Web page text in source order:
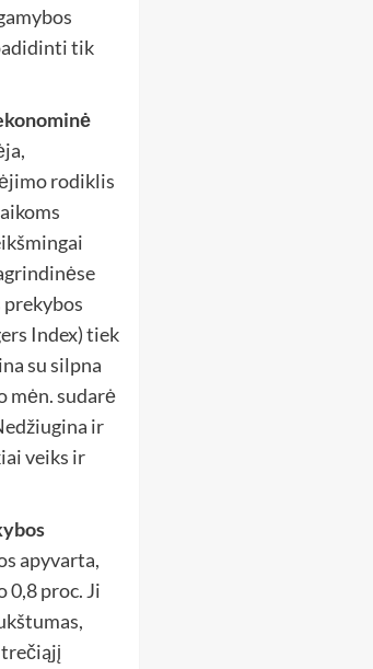
tik
rodiklis
prekybos
Index) tiek
su silpna
mėn. sudarė
ir
veiks ir
apyvarta,
0,8 proc. Ji